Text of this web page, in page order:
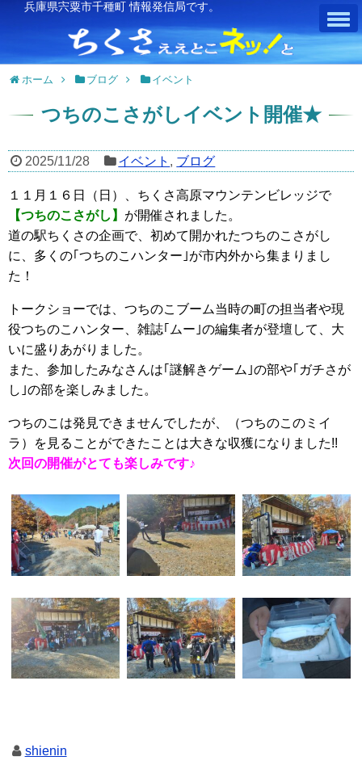
兵庫県宍粟市千種町 情報発信局です。
ホーム ブログ イベント
つちのこさがしイベント開催★
2025/11/28 イベント , ブログ
１１月１６日（日）、ちくさ高原マウンテンビレッジで
【つちのこさがし】 が開催されました。
道の駅ちくさの企画で、初めて開かれたつちのこさがし
に、多くの｢つちのこハンター｣が市内外から集まりまし
た！
トークショーでは、つちのこブーム当時の町の担当者や現
役つちのこハンター、雑誌｢ムー｣の編集者が登壇して、大
いに盛りあがりました。
また、参加したみなさんは｢謎解きゲーム｣の部や｢ガチさが
し｣の部を楽しみました。
つちのこは発見できませんでしたが、（つちのこのミイ
ラ）を見ることができたことは大きな収獲になりました!!
次回の開催がとても楽しみです♪
shienin